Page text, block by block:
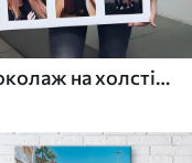
на холсті